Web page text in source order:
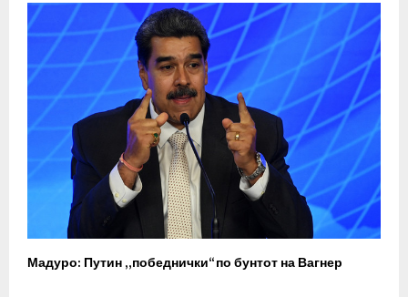
Мадуро: Путин „победнички“ по бунтот на Вагнер